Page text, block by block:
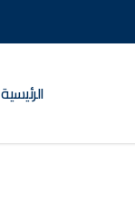
الرئيسية